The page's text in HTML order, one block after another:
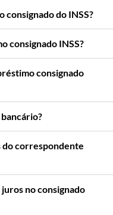
consignado do INSS?
consignado INSS?
consignado
do correspondente
no consignado